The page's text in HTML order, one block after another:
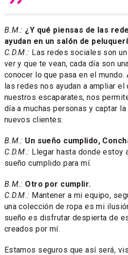
B.M.: ¿Y qué piensas de las
ayudan en un salón de
C.D.M.: Las redes sociales son
ver y que te vean, cada día son
conocer lo que pasa en el
las redes nos ayudan a ampliar
nuestros escaparates, nos
día a muchas personas y captar
nuevos clientes.
B.M.: Un sueño cumplido,
C.D.M.: Llegar hasta donde estoy
sueño cumplido para mí.
B.M.: Otro por cumplir.
C.D.M.: Mantener a mi equipo,
una colección de ropa es mi
sueño es disfrutar despierta de
creados por mí.
Estamos seguros que así será,